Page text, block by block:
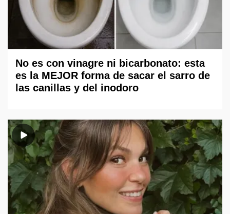
No es con vinagre ni bicarbonato: esta
es la MEJOR forma de sacar el sarro de
las canillas y del inodoro